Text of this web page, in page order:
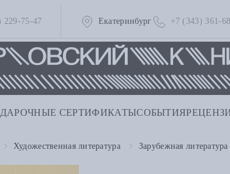
229-75-47 Екатеринбург +7 (343) 361-
СЕРТИФИКАТЫСОБЫТИЯ
Художественная литература Зарубежная литература